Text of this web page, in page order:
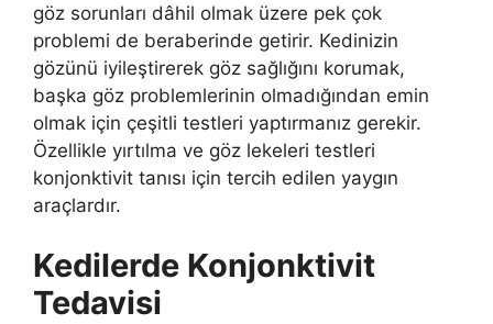
göz sorunları dâhil olmak üzere pek çok
problemi de beraberinde getirir. Kedinizin
gözünü iyileştirerek göz sağlığını korumak,
başka göz problemlerinin olmadığından emin
olmak için çeşitli testleri yaptırmanız gerekir.
Özellikle yırtılma ve göz lekeleri testleri
konjonktivit tanısı için tercih edilen yaygın
araçlardır.
Kedilerde Konjonktivit
Tedavisi